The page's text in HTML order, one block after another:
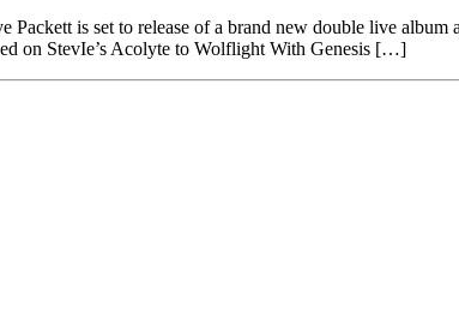
is set to release of a brand new double live
on StevIe’s Acolyte to Wolflight With Genesis […]